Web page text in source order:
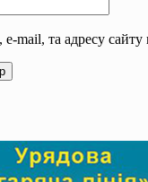
e-mail, та адресу